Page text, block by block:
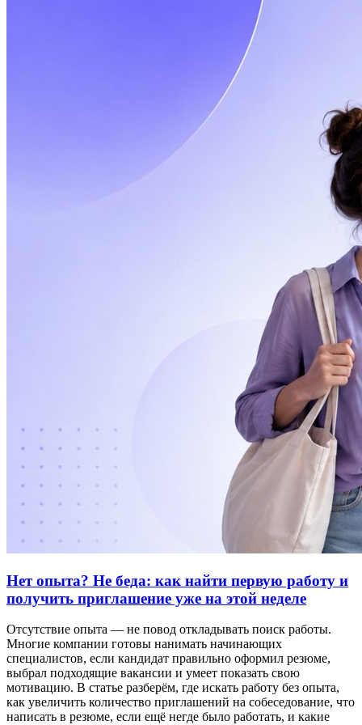
Нет опыта? Не беда: как найти первую работу и
получить приглашение уже на этой неделе
Отсутствие опыта — не повод откладывать поиск работы.
Многие компании готовы нанимать начинающих
специалистов, если кандидат правильно оформил резюме,
выбрал подходящие вакансии и умеет показать свою
мотивацию. В статье разберём, где искать работу без опыта,
как увеличить количество приглашений на собеседование, что
написать в резюме, если ещё негде было работать, и какие